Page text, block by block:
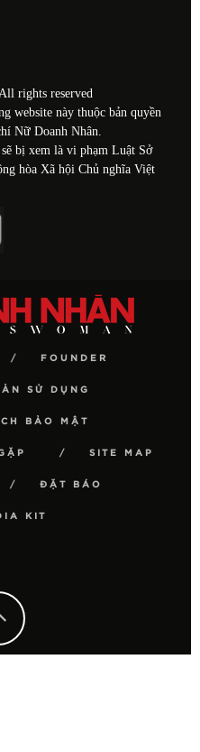
rights reserved
website này thuộc bản quyền
Nữ Doanh Nhân.
bị xem là vi phạm Luật Sở
hòa Xã hội Chủ nghĩa Việt
FOUNDER
SỬ DỤNG
BẢO MẬT
SITE MAP
ĐẶT BÁO
KIT